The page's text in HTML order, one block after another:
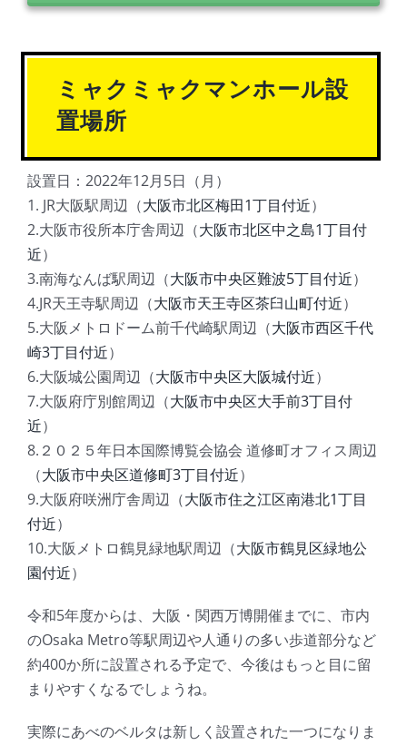
ミャクミャクマンホール設
置場所
設置日：2022年12月5日（月）
1. JR大阪駅周辺（大阪市北区梅田1丁目付近）
2.大阪市役所本庁舎周辺（大阪市北区中之島1丁目付
近）
3.南海なんば駅周辺（大阪市中央区難波5丁目付近）
4.JR天王寺駅周辺（大阪市天王寺区茶臼山町付近）
5.大阪メトロドーム前千代崎駅周辺（大阪市西区千代
崎3丁目付近）
6.大阪城公園周辺（大阪市中央区大阪城付近）
7.大阪府庁別館周辺（大阪市中央区大手前3丁目付
近）
8.２０２５年日本国際博覧会協会 道修町オフィス周辺
（大阪市中央区道修町3丁目付近）
9.大阪府咲洲庁舎周辺（大阪市住之江区南港北1丁目
付近）
10.大阪メトロ鶴見緑地駅周辺（大阪市鶴見区緑地公
園付近）
令和5年度からは、大阪・関西万博開催までに、市内
のOsaka Metro等駅周辺や人通りの多い歩道部分など
約400か所に設置される予定で、今後はもっと目に留
まりやすくなるでしょうね。
実際にあべのベルタは新しく設置された一つになりま